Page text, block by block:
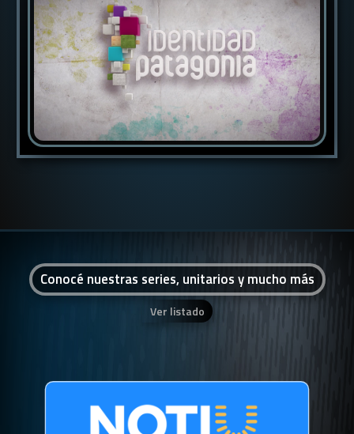
Conocé nuestras series, unitarios y mucho más
Ver listado